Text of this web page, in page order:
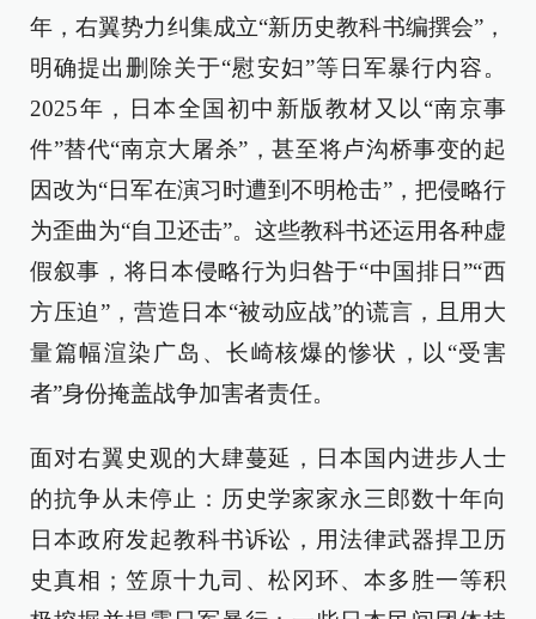
年，右翼势力纠集成立“新历史教科书编撰会”，
明确提出删除关于“慰安妇”等日军暴行内容。
2025年，日本全国初中新版教材又以“南京事
件”替代“南京大屠杀”，甚至将卢沟桥事变的起
因改为“日军在演习时遭到不明枪击”，把侵略行
为歪曲为“自卫还击”。这些教科书还运用各种虚
假叙事，将日本侵略行为归咎于“中国排日”“西
方压迫”，营造日本“被动应战”的谎言，且用大
量篇幅渲染广岛、长崎核爆的惨状，以“受害
者”身份掩盖战争加害者责任。
面对右翼史观的大肆蔓延，日本国内进步人士
的抗争从未停止：历史学家家永三郎数十年向
日本政府发起教科书诉讼，用法律武器捍卫历
史真相；笠原十九司、松冈环、本多胜一等积